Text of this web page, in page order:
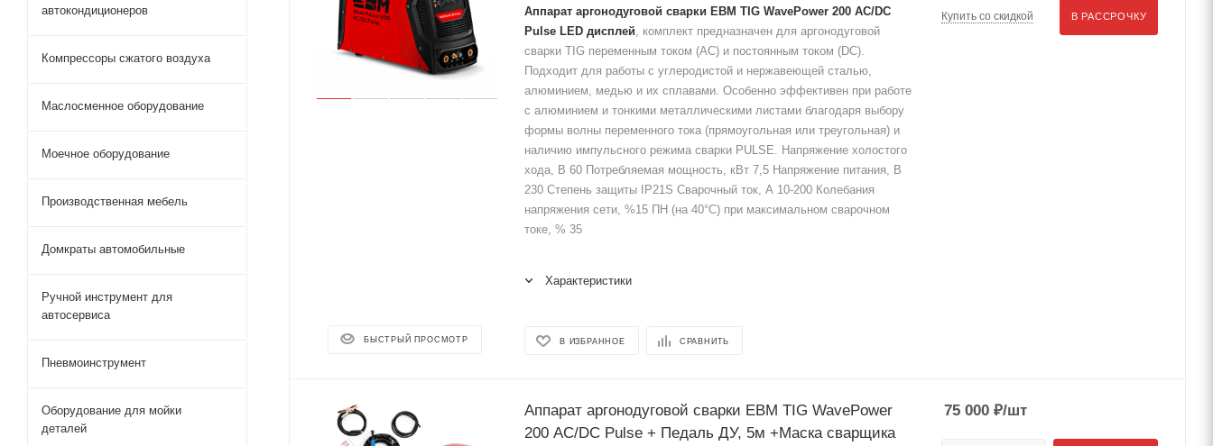
БЫСТРЫЙ ПРОСМОТР
Аппарат аргонодуговой сварки ЕВМ TIG WavePower 200 AC/DC
Pulse LED дисплей, комплект предназначен для аргонодуговой
сварки TIG переменным током (AC) и постоянным током (DC).
Подходит для работы с углеродистой и нержавеющей сталью,
алюминием, медью и их сплавами. Особенно эффективен при работе
с алюминием и тонкими металлическими листами благодаря выбору
формы волны переменного тока (прямоугольная или треугольная) и
наличию импульсного режима сварки PULSE. Напряжение холостого
хода, В 60 Потребляемая мощность, кВт 7,5 Напряжение питания, В
230 Степень защиты IP21S Сварочный ток, А 10-200 Колебания
напряжения сети, %15 ПН (на 40°С) при максимальном сварочном
токе, % 35
Характеристики
В ИЗБРАННОЕ СРАВНИТЬ
Купить со скидкой В РАССРОЧКУ
Аппарат аргонодуговой сварки ЕВМ TIG WavePower
200 AC/DC Pulse + Педаль ДУ, 5м +Маска сварщика
75 000 ₽/шт
автокондиционеров
Компрессоры сжатого воздуха
Маслосменное оборудование
Моечное оборудование
Производственная мебель
Домкраты автомобильные
Ручной инструмент для
автосервиса
Пневмоинструмент
Оборудование для мойки
деталей